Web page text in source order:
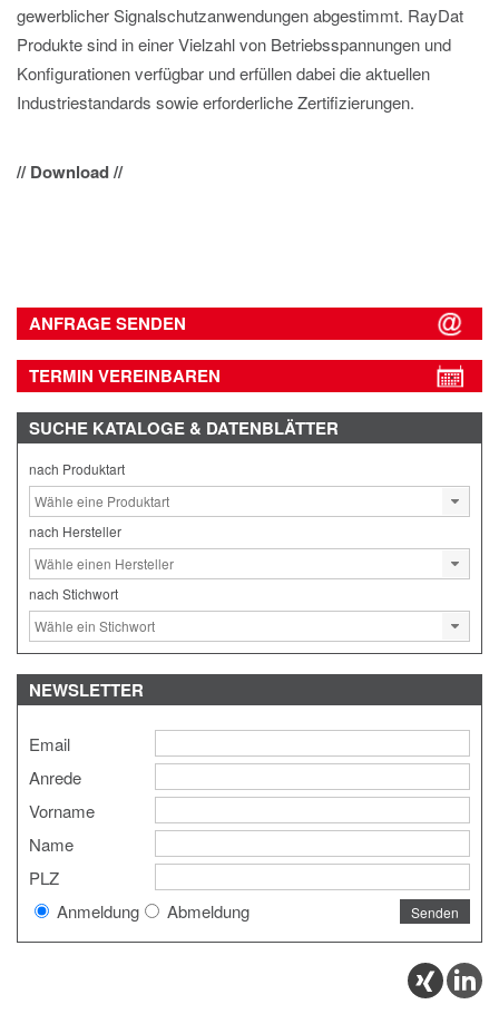
gewerblicher Signalschutzanwendungenabgestimmt. RayDat
Produkte sind in einerVielzahl von Betriebsspannungen und
Konfigurationenverfügbar und erfüllen dabeidie aktuellen
Industriestandards sowieerforderlicheZertifizierungen.
// Download //
ANFRAGE SENDEN
TERMIN VEREINBAREN
SUCHE KATALOGE & DATENBLÄTTER
nach Produktart
nach Hersteller
nach Stichwort
NEWSLETTER
Email
Anrede
Vorname
Name
PLZ
Anmeldung
Abmeldung